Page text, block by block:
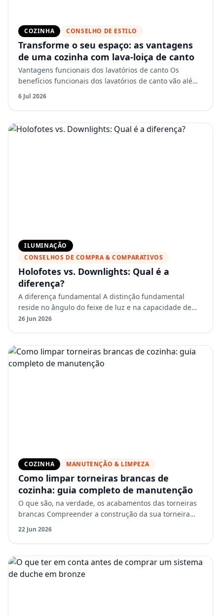
COZINHA CONSELHO DE ESTILO
Transforme o seu espaço: as vantagens
de uma cozinha com lava-loiça de canto
Vantagens funcionais dos lavatórios de canto Os
benefícios funcionais dos lavatórios de canto vão além
da simples poupança de espaço e do apelo estético.
Uma da…
6 Jul 2026
ILUMINAÇÃO
CONSELHOS DE COMPRA & COMPARATIVOS
Holofotes vs. Downlights: Qual é a
diferença?
A diferença fundamental A distinção fundamental
reside no ângulo do feixe de luz e na capacidade de
regulação. Os downlights projetam um feixe fixo e
26 Jun 2026
COZINHA MANUTENÇÃO & LIMPEZA
Como limpar torneiras brancas de
cozinha: guia completo de manutenção
O que são, na verdade, os acabamentos das torneiras
brancas Compreender a construção da sua torneira
ajuda-o a cuidar dela adequadamente. A maioria das
torneira…
22 Jun 2026